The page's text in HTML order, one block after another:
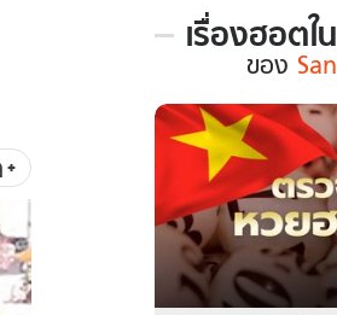
ดูทีวี
WeTV
Exclusive WeTV
นิยาย
+
เรื่องฮอต
เรื่อง
ใน
รอบ
สัปดาห์
Sanook
ข่าว
ของ